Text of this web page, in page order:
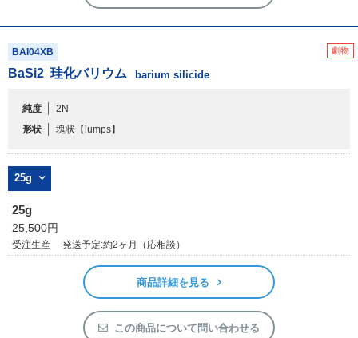
化合物
形状詳細
アウトレット
化学教材・オリジナルグッズ
劇物
BAI04XB
BaSi2 珪化バリウム barium silicide
純度
2N
形状
塊状 【lumps】
25g
25g
25,500円
受注生産 発送予定:約2ヶ月（応相談）
商品詳細を見る
この商品について問い合わせる